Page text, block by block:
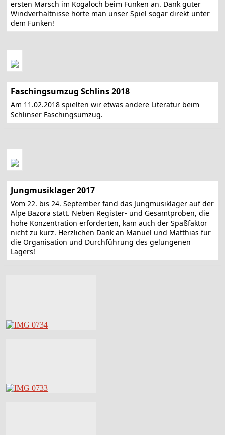
ersten Marsch im Kogaloch beim Funken an. Dank guter
Windverhältnisse hörte man unser Spiel sogar direkt unter
dem Funken!
Faschingsumzug Schlins 2018
Am 11.02.2018 spielten wir etwas andere Literatur beim
Schlinser Faschingsumzug.
Jungmusiklager 2017
Vom 22. bis 24. September fand das Jungmusiklager auf der
Alpe Bazora statt. Neben Register- und Gesamtproben, die
hohe Konzentration erforderten, kam auch der Spaßfaktor
nicht zu kurz. Herzlichen Dank an Manuel und Matthias für
die Organisation und Durchführung des gelungenen
Lagers!